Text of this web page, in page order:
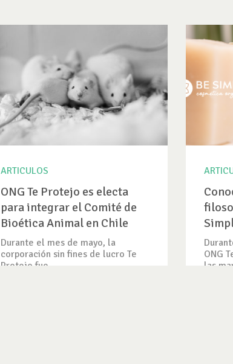
ARTICULOS
ONG Te Protejo es electa
para integrar el Comité de
Bioética Animal en Chile
Durante el mes de mayo, la
corporación sin fines de lucro Te
Protejo fue...
ONG
las